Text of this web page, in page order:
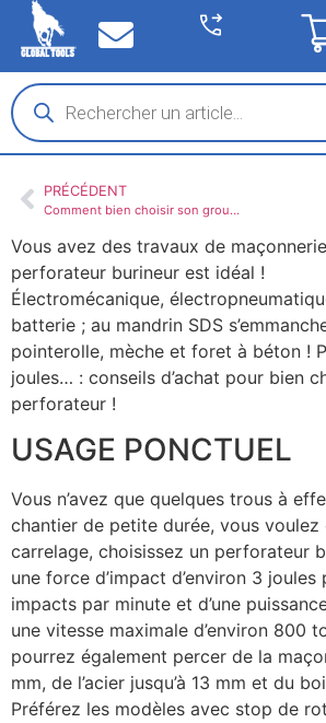
PRÉCÉDENT
Comment bien choisir son groupe électrogène ?
Vous avez des travaux de
perforateur burineur est idéal !
Électromécanique,
batterie ; au mandrin SDS
pointerolle, mèche et foret à béton !
joules… : conseils d’achat pour bien
perforateur !
USAGE PONCTUEL
Vous n’avez que quelques trous à
chantier de petite durée, vous voulez
carrelage, choisissez un perforateur
une force d’impact d’environ 3
impacts par minute et d’une
une vitesse maximale d’environ 800
pourrez également percer de la
mm, de l’acier jusqu’à 13 mm et du
Préférez les modèles avec stop de